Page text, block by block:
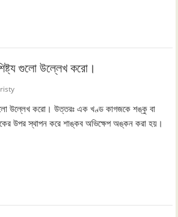
গুলো উল্লেখ করো।
গুলো উল্লেখ করো। উত্তরঃ এক খণ্ড কাগজকে শঙ্কু বা
উপর স্থাপন করে শাঙ্কব অভিক্ষেপ অঙ্কন করা হয়।